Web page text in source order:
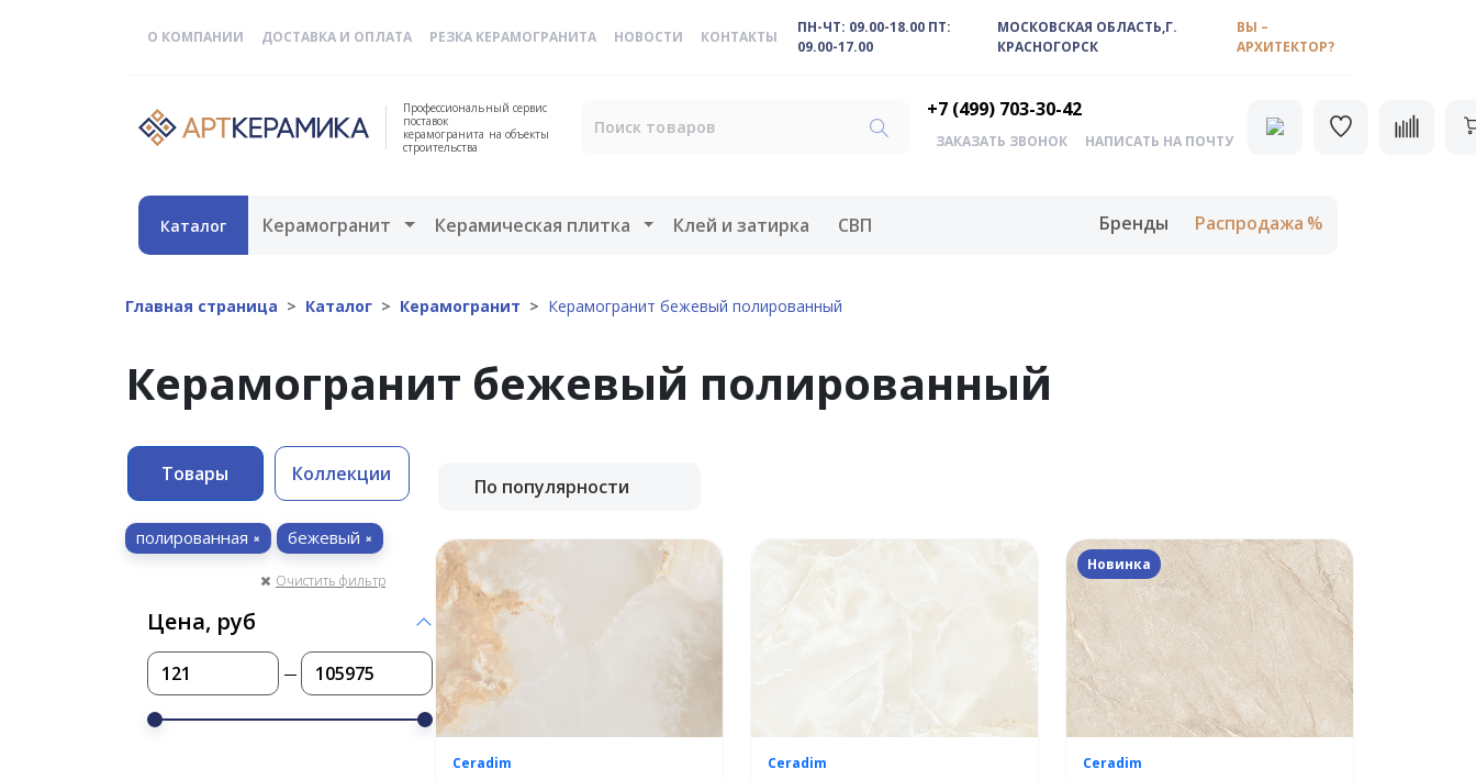
О КОМПАНИИ ДОСТАВКА И ОПЛАТА РЕЗКА КЕРАМОГРАНИТА НОВОСТИ КОНТАКТЫ
ПН-ЧТ: 09.00-18.00 ПТ:
09.00-17.00
МОСКОВСКАЯ ОБЛАСТЬ,Г.
КРАСНОГОРСК
ВЫ –
АРХИТЕКТОР?
Профессиональный сервис
поставок
керамогранита на объекты
строительства
+7 (499) 703-30-42
ЗАКАЗАТЬ ЗВОНОК НАПИСАТЬ НА ПОЧТУ
Каталог Керамогранит Открыть меню
Керамическая плитка Открыть меню
Клей и затирка СВП Бренды Распродажа
Главная страница Каталог Керамогранит Керамогранит бежевый полированный
Керамогранит бежевый полированный
Товары Коллекции
полированная бежевый
Очистить фильтр
Цена, руб
По популярности
Ceradim Ceradim
Новинка
Ceradim